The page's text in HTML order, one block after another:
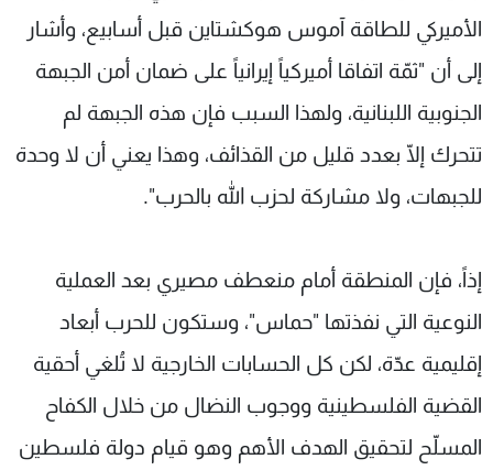
الأميركي للطاقة آموس هوكشتاين قبل أسابيع، وأشار
إلى أن "ثمّة اتفاقا أميركياً إيرانياً على ضمان أمن الجبهة
الجنوبية اللبنانية، ولهذا السبب فإن هذه الجبهة لم
تتحرك إلّا بعدد قليل من القذائف، وهذا يعني أن لا وحدة
للجبهات، ولا مشاركة لحزب الله بالحرب".
إذاً، فإن المنطقة أمام منعطف مصيري بعد العملية
النوعية التي نفذتها "حماس"، وستكون للحرب أبعاد
إقليمية عدّة، لكن كل الحسابات الخارجية لا تُلغي أحقية
القضية الفلسطينية ووجوب النضال من خلال الكفاح
المسلّح لتحقيق الهدف الأهم وهو قيام دولة فلسطين